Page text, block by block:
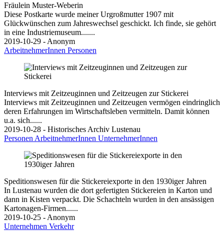
Fräulein Muster-Weberin
Diese Postkarte wurde meiner Urgroßmutter 1907 mit
Glückwünschen zum Jahreswechsel geschickt. Ich finde, sie gehört
in eine Industriemuseum.......
2019-10-29 - Anonym
ArbeitnehmerInnen Personen
Interviews mit Zeitzeuginnen und Zeitzeugen zur Stickerei
Interviews mit Zeitzeuginnen und Zeitzeugen vermögen eindringlich
deren Erfahrungen im Wirtschaftsleben vermitteln. Damit können
u.a. sich......
2019-10-28 - Historisches Archiv Lustenau
Personen ArbeitnehmerInnen UnternehmerInnen
Speditionswesen für die Stickereiexporte in den 1930iger Jahren
In Lustenau wurden die dort gefertigten Stickereien in Karton und
dann in Kisten verpackt. Die Schachteln wurden in den ansässigen
Kartonagen-Firmen......
2019-10-25 - Anonym
Unternehmen Verkehr